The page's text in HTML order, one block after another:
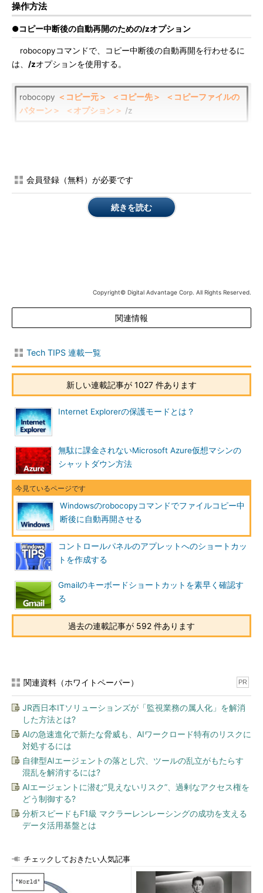
操作方法
●コピー中断後の自動再開のための/zオプション
robocopyコマンドで、コピー中断後の自動再開を行わせるに
は、 /zオプションを使用する。
robocopy ＜コピー元＞ ＜コピー先＞
＜コピーファイルの
パターン＞
＜オプション＞ /z
ろう。
robocopy \\hypervserver01\hypervvhd k:\VHDbackup *.vhd
ることで、再試行の間隔をデフォルトの30秒から1秒に短縮
している。
/zオプションを指定すると、あるファイルをコピーする場合、
前回のコピーが完全に終了していなければ、その続きからコピー
が開始される。途中までコピーされているファイルがあれば、そ
の続きから継続して差分だけコピーが行われるので、ファイル全
体をコピーするよりも速くコピーが終了する（中断している間に
元のファイルが更新された場合は、全体がコピーし直される）。
この機能は、ネットワーク経由で大きなファイルをコピー／バ
ックアップするような場合、ネットワーク接続が不安定だった
り、混雑していてファイル全体のコピーが失敗するようなケース
では大いに役に立つ。逆に、ローカルのディスク間でファイルを
コピーする場合や、小さなファイルばかりをコピーするような場
合にはあまり目立った違いはない。
●コピーが失敗しているかどうか手軽に確認する方法
ファイルのコピーが途中で失敗しているかどうかを確認するに
が、ログファイルを残していない場合は、コピー先ファイルの日
付を見ればよい。ファイルの更新時刻が「
9:00」（日本語OSの場合）になっていれば、途中で転送が中断
されていることを表す。
ボリューム シリアル番号は 7643-5BC5 です
K:\VHDbackup のディレクトリ
2014/04/25 11:02 <DIR> .
2014/04/25 11:02 <DIR> ..
2012/12/10 16:21 8,871,283,200 SVR2012DcSP0.vhd
しくコピー済みのファイル
1980/01/0209:00 8,527,020,032 SVR2012R2DcSP0.vhdx
…中断したファイル。日付が1980年になっている
2 個のファイル 17,398,303,232 バイト
K:\VHDbackup>
会員登録（無料）が必要です
続きを読む
Copyright© Digital Advantage Corp. All Rights Reserved.
関連情報
Tech TIPS 連載一覧
新しい連載記事が 1027 件あります
Internet Explorerの保護モードとは？
無駄に課金されないMicrosoft Azure仮想マシンの
シャットダウン方法
Windowsのrobocopyコマンドでファイルコピー中
断後に自動再開させる
コントロールパネルのアプレットへのショートカッ
トを作成する
Gmailのキーボードショートカットを素早く確認す
る
過去の連載記事が 592 件あります
関連資料（ホワイトペーパー） PR
JR西日本ITソリューションズが「監視業務の属人化」を解消
した方法とは?
AIの急速進化で新たな脅威も、AIワークロード特有のリスクに
対処するには
自律型AIエージェントの落とし穴、ツールの乱立がもたらす
混乱を解消するには?
AIエージェントに潜む“見えないリスク”、過剰なアクセス権を
どう制御する?
分析スピードもF1級 マクラーレンレーシングの成功を支える
データ活用基盤とは
チェックしておきたい人気記事